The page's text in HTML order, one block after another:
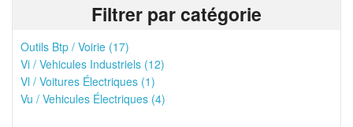
Filtrer par catégorie
Outils Btp / Voirie (17)
Vi / Vehicules Industriels (12)
Vl / Voitures Électriques (1)
Vu / Vehicules Électriques (4)